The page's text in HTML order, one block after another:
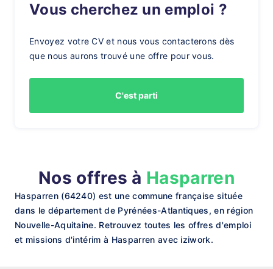
Vous cherchez un emploi ?
Envoyez votre CV et nous vous contacterons dès
que nous aurons trouvé une offre pour vous.
C'est parti
Nos offres à Hasparren
Hasparren (64240) est une commune française située
dans le département de Pyrénées-Atlantiques, en région
Nouvelle-Aquitaine. Retrouvez toutes les offres d'emploi
et missions d'intérim à Hasparren avec iziwork.